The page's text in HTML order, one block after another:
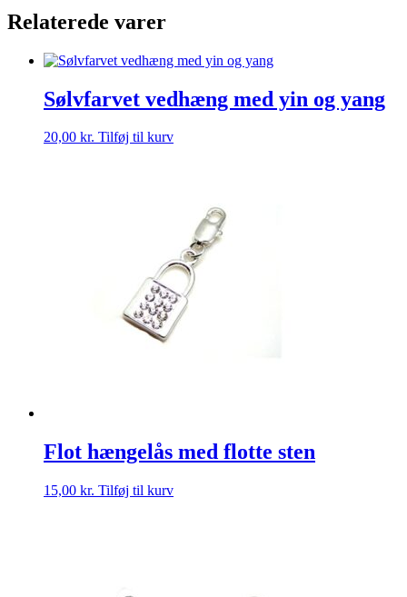
Relaterede varer
Sølvfarvet vedhæng med yin og yang
20,00 kr. Tilføj til kurv
Flot hængelås med flotte sten
15,00 kr. Tilføj til kurv